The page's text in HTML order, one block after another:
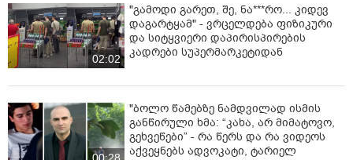
02:02
"გამოდი გარეთ, შე, ნა***რო... კიდევ
დაგარტყამ" - ვრცელდება ფიზიკური
და სიტყვიერი დაპირისპირების
კადრები სუპერმარკეტიდან
"ბოლო წამებზე ნამდვილად ისმის
განწირული ხმა: “კახა, არ მიმატოვო,
გეხვეწები” - რა წერს და რა ვიდეოს
აქვეყნებს ადვოკატი, ტარიელ